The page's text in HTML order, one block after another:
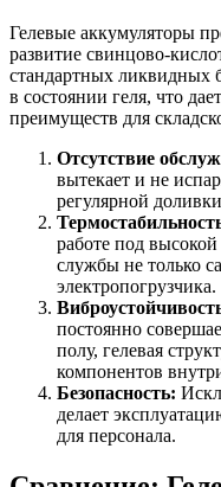
Гелевые аккумуляторы
развитие свинцово-
стандартных ликвидных
в состоянии геля, что
преимуществ для
Отсутствие
вытекает и не
регулярной
работе под высокой
службы не только
электропогрузчика.
постоянно
полу, гелевая
компонентов
Безопасность:
делает
для персонала.